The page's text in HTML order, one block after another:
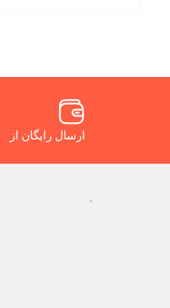
ارسال رایگان از
.